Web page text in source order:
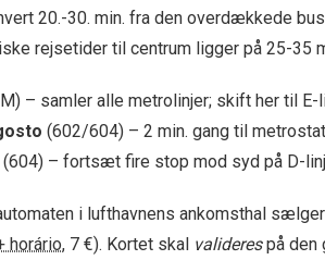
20.-30. min. fra den overdækkede
rejsetider til centrum ligger på 25-35
– samler alle metrolinjer; skift her til E-
(602/604) – 2 min. gang til
(604) – fortsæt fire stop mod syd på D-
i lufthavnens ankomsthal
horário, 7 €). Kortet skal validerespå den